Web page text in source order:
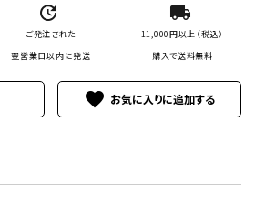
update
ご発注された
翌営業日以内に発送
local_shipping
11,000円以上（税込）
購入で送料無料
favorite